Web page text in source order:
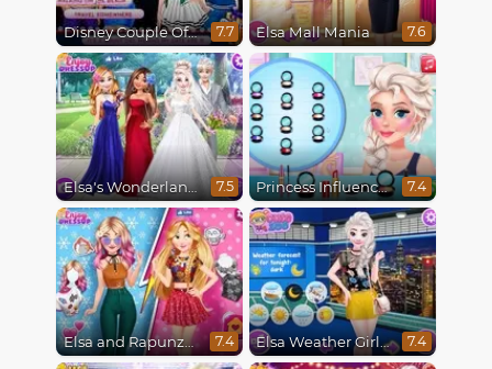
Disney Couple Of The Year 7.7 Elsa Mall Mania 7.6
Elsa's Wonderland Wedding 7.5 Princess Influencer Winter Wonderland 7.4
Elsa and Rapunzel Princess Rivalry 7.4 Elsa Weather Girl Fashion 7.4